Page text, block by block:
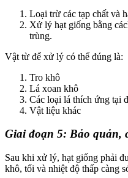
Loại trừ các tạp chất và
Xử lý hạt giống bằng
trùng.
Vật từ để xử lý có thể đúng là:
Tro khô
Lá xoan khô
Các loại lá thích ứng tại
Vật liệu khác
Giai đoạn 5: Bảo quản,
Sau khi xử lý, hạt giống phải
khô, tối và nhiệt độ thấp càng